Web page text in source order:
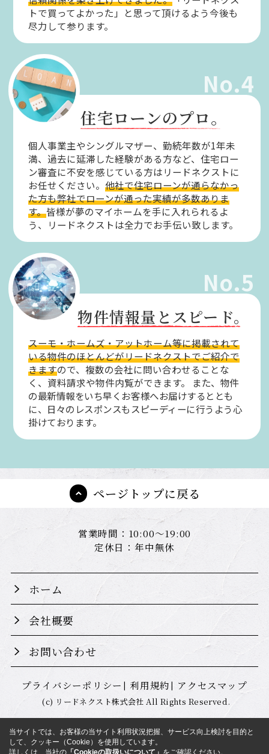
トで買ってよかった」と思って頂けるよう今後も
尽力して参ります。
No.4
住宅ローンのプロ。
個人事業主やシングルマザー、勤続年数が1年未
満、過去に延滞した経験がある方など、住宅ロー
ン審査に不安を感じている方はリードネクストに
お任せください。他社で住宅ローンが通らなかっ
た方も弊社でローンが通った実績が多数ありま
す。皆様が夢のマイホームを手に入れられるよ
う、リードネクストは全力でお手伝い致します。
No.5
物件情報量とスピード。
スーモ・ホームズ・アットホーム等に掲載されて
いる物件のほとんどがリードネクストでご紹介で
きますので、複数の会社に問い合わせることな
く、資料請求や物件内覧ができます。
また、物件
の最新情報をいち早くお客様へお届けするととも
に、日々のレスポンスもスピーディーに行うよう心
掛けております。
ページトップに戻る
営業時間：10:00～19:00
定休日：年中無休
ホーム
会社概要
お問い合わせ
プライバシーポリシー 利用規約 アクセスマップ
(c) リードネクスト株式会社 All Rights Reserved.
当サイトでは、お客様の当サイト利用状況把握、サービス向上検討を目的と
して、クッキー（Cookie）を使用しています。
詳しくは、当社の 「Cookieの取扱いについて」 をご確認ください。